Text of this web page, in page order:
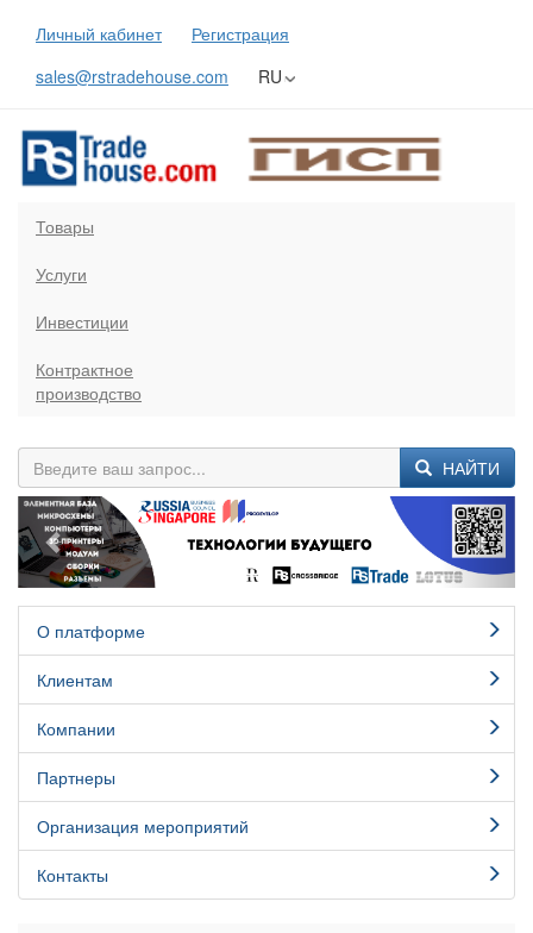
Личный кабинет
Регистрация
sales@rstradehouse.com
RU
Товары
Услуги
Инвестиции
Контрактное
производство
НАЙТИ
Previous Next
О платформе
Клиентам
Компании
Партнеры
Организация мероприятий
Контакты